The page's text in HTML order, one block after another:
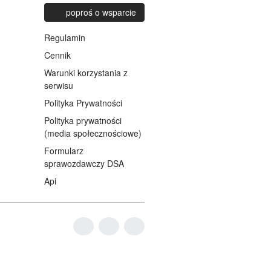
poproś o wsparcie
Regulamin
Cennik
Warunki korzystania z
serwisu
Polityka Prywatności
Polityka prywatności
(media społecznościowe)
Formularz
sprawozdawczy DSA
Api